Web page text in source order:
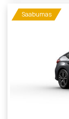
Saabumas